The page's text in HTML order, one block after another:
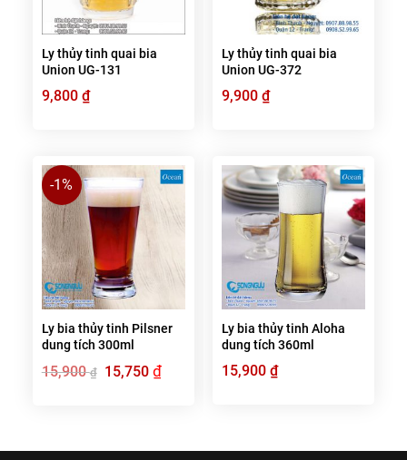
Ly thủy tinh quai bia
Union UG-131
9,800 ₫
Ly thủy tinh quai bia
Union UG-372
9,900 ₫
-1%
Ly bia thủy tinh Pilsner
dung tích 300ml
15,900₫
Giá
gốc
15,750 ₫Giá
hiện
Ly bia thủy tinh Aloha
dung tích 360ml
15,900 ₫